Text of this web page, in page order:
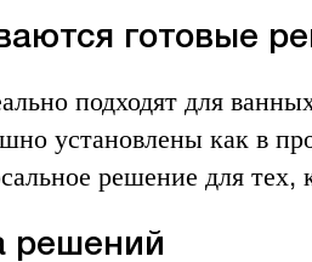
готовые
подходят для
установлены как в
решение для тех,
решений